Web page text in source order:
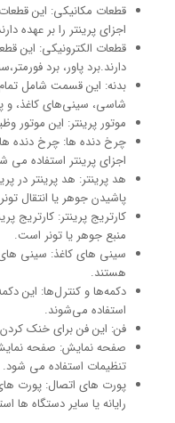
قطعات مکانیکی: این
اجزای پرینتر را بر عهده
قطعات الکترونیکی: این
دارند.برد پاور، برد
بدنه: این قسمت شامل
شاسی، سینی‌های کاغذ،
موتور پرینتر: این موتور
چرخ دنده ها: چرخ دنده ها
اجزای پرینتر استفاده می
هد پرینتر: هد پرینتر در
پاشیدن جوهر یا انتقال
کارتریج پرینتر: کارتریج
منبع جوهر یا تونر است.
سینی های کاغذ: سینی های
هستند.
دکمه‌ها و کنترل‌ها: این
استفاده می‌شوند.
فن: این فن برای خنک
صفحه نمایش: صفحه نمایش
تنظیمات استفاده می شود.
پورت های اتصال: پورت های
رایانه یا سایر دستگاه ها